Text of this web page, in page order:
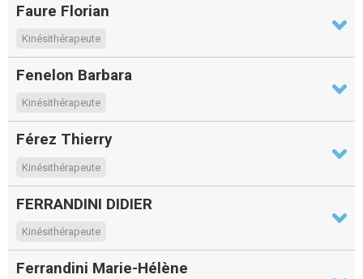
Faure Florian
Kinésithérapeute
Fenelon Barbara
Kinésithérapeute
Férez Thierry
Kinésithérapeute
FERRANDINI DIDIER
Kinésithérapeute
Ferrandini Marie-Hélène